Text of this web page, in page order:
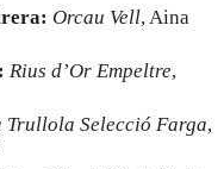
Orcau Vell, Aina
Rius d’Or Empeltre,
Trullola Selecció Farga,